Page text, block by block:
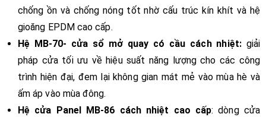
chống ồn và chống nóng tốt nhờ cấu trúc kín khít và hệ
gioăng EPDM cao cấp.
Hệ MB-70- cửa sổ mở quay có cầu cách nhiệt:giải
pháp cửa tối ưu về hiệu suất năng lượng cho các công
trình hiện đại, đem lại không gian mát mẻ vào mùa hè và
ấm áp vào mùa đông.
Hệ cửa Panel MB-86 cách nhiệt cao cấp: dòng cửa